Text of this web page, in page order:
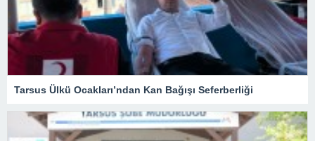
Tarsus Ülkü Ocakları’ndan Kan Bağışı Seferberliği